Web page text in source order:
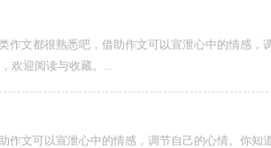
文都很熟悉吧，借助作文可以宣泄心中的情感，
欢迎阅读与收藏。...
文可以宣泄心中的情感，调节自己的心情。你知